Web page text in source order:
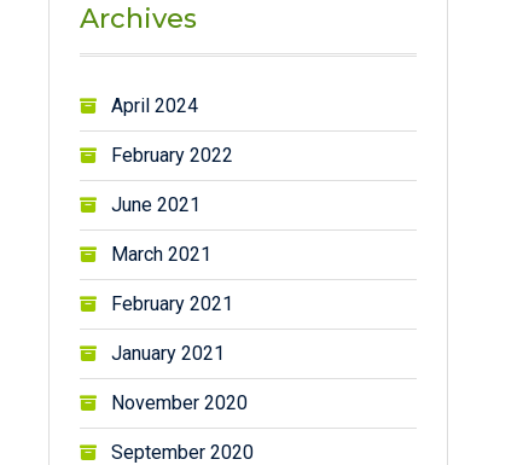
Archives
April 2024
February 2022
June 2021
March 2021
February 2021
January 2021
November 2020
September 2020